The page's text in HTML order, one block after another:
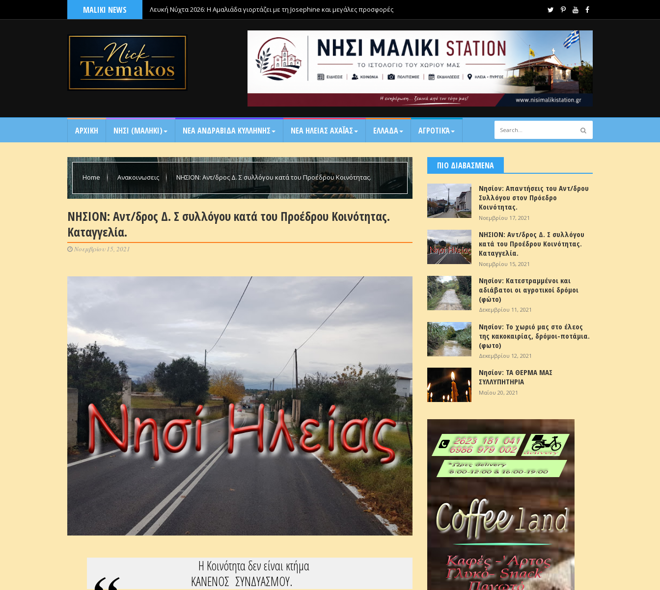
MALIKI NEWS Λευκή Νύχτα 2026: Η Αμαλιάδα γιορτάζει με τη Josephine και μεγάλες προσφορές
ΑΡΧΙΚΗ NΗΣΙ (ΜΑΛΗΚΙ) ΝΕΑ ΑΝΔΡΑΒΙΔΑ ΚΥΛΛΗΝΗΣ ΝΕΑ ΗΛΕΙΑΣ ΑΧΑΪ́ΑΣ ΕΛΛΑΔΑ ΑΓΡΟΤΙΚΆ
Home Ανακοινωσεις ΝΗΣΙΟΝ: Αντ/δρος Δ. Σ συλλόγου κατά του Προέδρου Κοινότητας.
ΝΗΣΙΟΝ: Αντ/δρος Δ. Σ συλλόγου κατά του Προέδρου Κοινότητας.
Καταγγελία.
Νοεμβρίου 15, 2021
Η Κοινότητα δεν είναι κτήμα
ΚΑΝΕΝΟΣ ΣΥΝΔΥΑΣΜΟΥ.
ΠΙΟ ΔΙΑΒΑΣΜΕΝΑ
Νησίον: Απαντήσεις του Αντ/δρου
Συλλόγου στον Πρόεδρο
Κοινότητας.
Νοεμβρίου 17, 2021
ΝΗΣΙΟΝ: Αντ/δρος Δ. Σ συλλόγου
κατά του Προέδρου Κοινότητας.
Καταγγελία.
Νοεμβρίου 15, 2021
Νησίον: Κατεστραμμένοι και
αδιάβατοι οι αγροτικοί δρόμοι
(φώτο)
Δεκεμβρίου 11, 2021
Νησίον: Το χωριό μας στο έλεος
της κακοκαιρίας, δρόμοι-ποτάμια.
(φωτο)
Δεκεμβρίου 12, 2021
Νησίον: ΤΑ ΘΕΡΜΑ ΜΑΣ
ΣΥΛΛΥΠΗΤΗΡΙΑ
Μαΐου 20, 2021